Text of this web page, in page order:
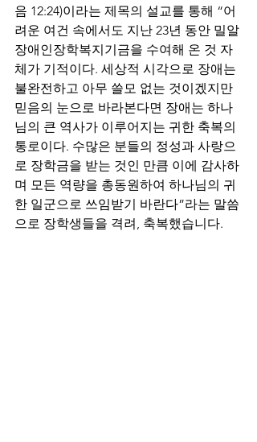
음 12:24)이라는 제목의 설교를 통해 “어
려운 여건 속에서도 지난 23년 동안 밀알
장애인장학복지기금을 수여해 온 것 자
체가 기적이다. 세상적 시각으로 장애는
불완전하고 아무 쓸모 없는 것이겠지만
믿음의 눈으로 바라본다면 장애는 하나
님의 큰 역사가 이루어지는 귀한 축복의
통로이다. 수많은 분들의 정성과 사랑으
로 장학금을 받는 것인 만큼 이에 감사하
며 모든 역량을 총동원하여 하나님의 귀
한 일군으로 쓰임받기 바란다”라는 말씀
으로 장학생들을 격려, 축복했습니다.